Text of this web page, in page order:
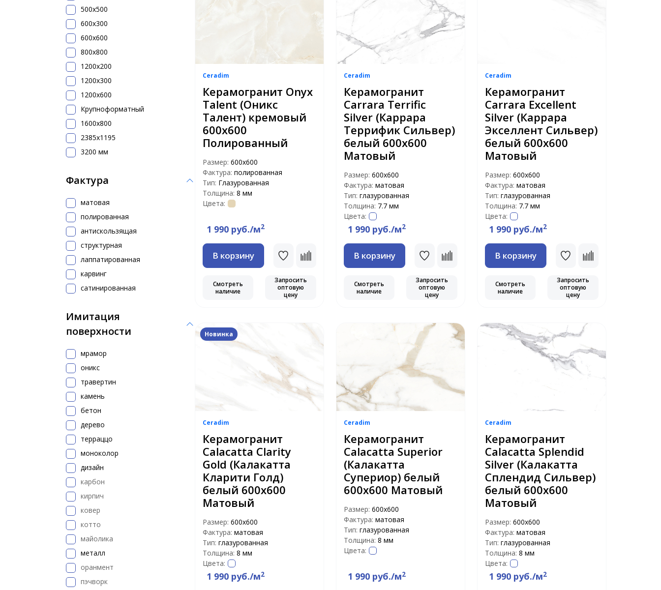
500x500
600х300
600х600
800х800
1200x200
1200х300
1200х600
Крупноформатный
1600x800
2385x1195
3200 мм
Фактура
матовая
полированная
антискользящая
структурная
лаппатированная
карвинг
сатинированная
Имитация
поверхности
мрамор
оникс
травертин
камень
бетон
дерево
терраццо
моноколор
дизайн
карбон
кирпич
ковер
котто
майолика
металл
оранмент
пэчворк
Ceradim
Керамогранит Onyx
Talent (Оникс
Талент) кремовый
600х600
Полированный
Размер: 600x600
Фактура: полированная
Тип: Глазурованная
Толщина: 8 мм
Цвета:
1 990 руб./м2
В корзину
Смотреть
наличие
Запросить
оптовую
цену
Ceradim
Керамогранит
Carrara Terrific
Silver (Каррара
Террифик Сильвер)
белый 600х600
Матовый
Размер: 600х600
Фактура: матовая
Тип: глазурованная
Толщина: 7.7 мм
Цвета:
1 990 руб./м2
В корзину
Смотреть
наличие
Запросить
оптовую
цену
Ceradim
Керамогранит
Carrara Excellent
Silver (Каррара
Экселлент Сильвер)
белый 600х600
Матовый
Размер: 600х600
Фактура: матовая
Тип: глазурованная
Толщина: 7.7 мм
Цвета:
1 990 руб./м2
В корзину
Смотреть
наличие
Запросить
оптовую
цену
Новинка
Ceradim
Керамогранит
Calacatta Clarity
Gold (Калакатта
Кларити Голд)
белый 600х600
Матовый
Размер: 600х600
Фактура: матовая
Тип: глазурованная
Толщина: 8 мм
Цвета:
1 990 руб./м2
Ceradim
Керамогранит
Calacatta Superior
(Калакатта
Супериор) белый
600х600 Матовый
Размер: 600х600
Фактура: матовая
Тип: глазурованная
Толщина: 8 мм
Цвета:
1 990 руб./м2
Ceradim
Керамогранит
Calacatta Splendid
Silver (Калакатта
Сплендид Сильвер)
белый 600х600
Матовый
Размер: 600х600
Фактура: матовая
Тип: глазурованная
Толщина: 8 мм
Цвета:
1 990 руб./м2